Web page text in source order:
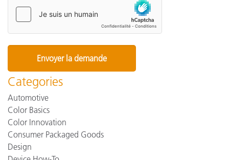
Categories
Automotive
Color Basics
Color Innovation
Consumer Packaged Goods
Design